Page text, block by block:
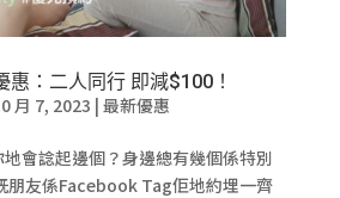
惠：二人同行 即減$100！
月 7, 2023 | 最新優惠
會諗起邊個？身邊總有幾個係特別
朋友係Facebook Tag佢地約埋一齊